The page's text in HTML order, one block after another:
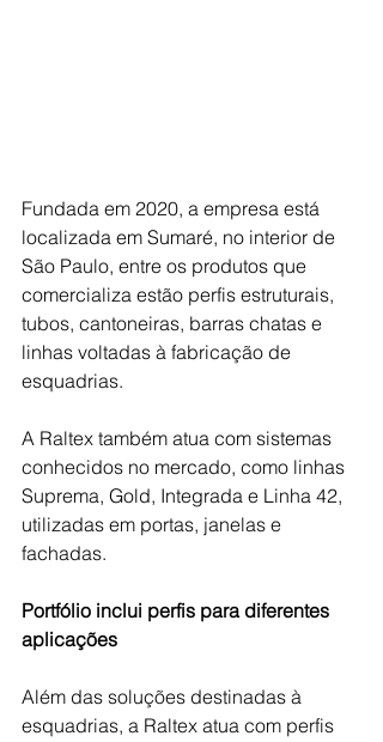
Fundada em 2020, a empresa está
localizada em Sumaré, no interior de
São Paulo, entre os produtos que
comercializa estão perfis estruturais,
tubos, cantoneiras, barras chatas e
linhas voltadas à fabricação de
esquadrias.
A Raltex também atua com sistemas
conhecidos no mercado, como linhas
Suprema, Gold, Integrada e Linha 42,
utilizadas em portas, janelas e
fachadas.
Portfólio inclui perfis para diferentes
aplicações
Além das soluções destinadas à
esquadrias, a Raltex atua com perfis